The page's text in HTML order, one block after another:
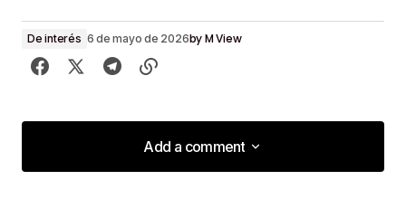
De interés 6 de mayo de 2026byM View
Add a comment
Add a comment